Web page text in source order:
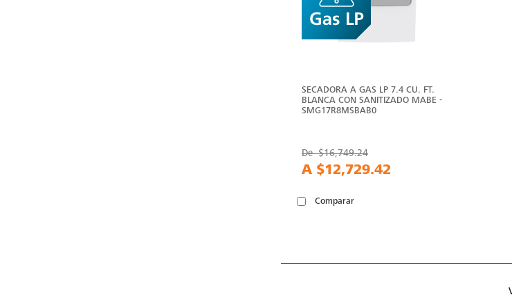
SECADORA A GAS LP 7.4 CU. FT.
BLANCA CON SANITIZADO MABE -
SMG17R8MSBAB0
De$16,749.24
A $12,729.42
Comparar